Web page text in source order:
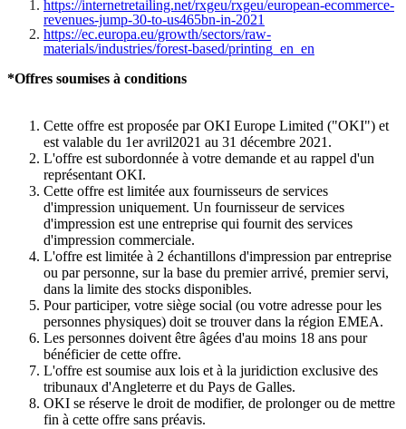
https://internetretailing.net/rxgeu/rxgeu/european-ecommerce-
revenues-jump-30-to-us465bn-in-2021
https://ec.europa.eu/growth/sectors/raw-
materials/industries/forest-based/printing_en_en
*Offres soumises à conditions
Cette offre est proposée par OKI Europe Limited ("OKI") et
est valable du 1er avril2021 au 31 décembre 2021.
L'offre est subordonnée à votre demande et au rappel d'un
représentant OKI.
Cette offre est limitée aux fournisseurs de services
d'impression uniquement. Un fournisseur de services
d'impression est une entreprise qui fournit des services
d'impression commerciale.
L'offre est limitée à 2 échantillons d'impression par entreprise
ou par personne, sur la base du premier arrivé, premier servi,
dans la limite des stocks disponibles.
Pour participer, votre siège social (ou votre adresse pour les
personnes physiques) doit se trouver dans la région EMEA.
Les personnes doivent être âgées d'au moins 18 ans pour
bénéficier de cette offre.
L'offre est soumise aux lois et à la juridiction exclusive des
tribunaux d'Angleterre et du Pays de Galles.
OKI se réserve le droit de modifier, de prolonger ou de mettre
fin à cette offre sans préavis.